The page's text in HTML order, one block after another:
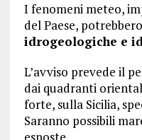
I fenomeni meteo,
del Paese,
idrogeologiche e
L’avviso prevede il
dai quadranti
forte, sulla Sicilia,
Saranno possibili